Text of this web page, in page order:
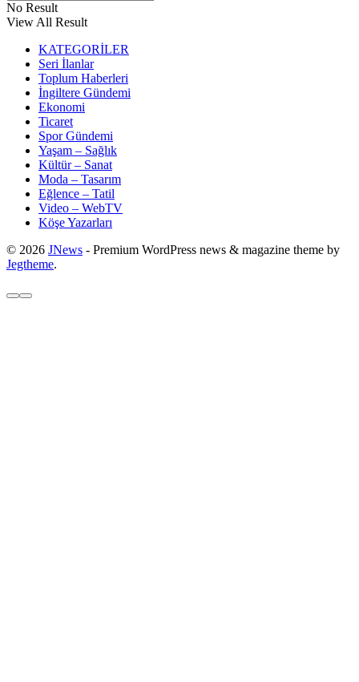
No Result
View All Result
KATEGORİLER
Seri İlanlar
Toplum Haberleri
İngiltere Gündemi
Ekonomi
Ticaret
Spor Gündemi
Yaşam – Sağlık
Kültür – Sanat
Moda – Tasarım
Eğlence – Tatil
Video – WebTV
Köşe Yazarları
© 2026 JNews - Premium WordPress news & magazine theme by
Jegtheme.